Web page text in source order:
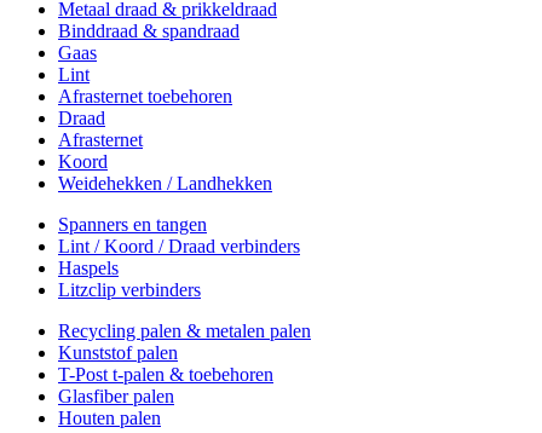
Metaal draad & prikkeldraad
Binddraad & spandraad
Gaas
Lint
Afrasternet toebehoren
Draad
Afrasternet
Koord
Weidehekken / Landhekken
Spanners en tangen
Lint / Koord / Draad verbinders
Haspels
Litzclip verbinders
Recycling palen & metalen palen
Kunststof palen
T-Post t-palen & toebehoren
Glasfiber palen
Houten palen